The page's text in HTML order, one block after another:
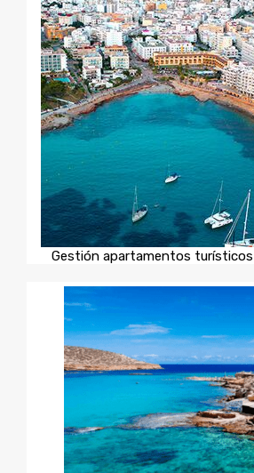
Gestión apartamentos